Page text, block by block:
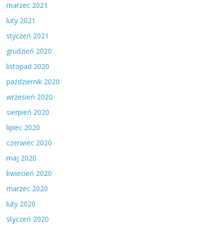
marzec 2021
luty 2021
styczeń 2021
grudzień 2020
listopad 2020
październik 2020
wrzesień 2020
sierpień 2020
lipiec 2020
czerwiec 2020
maj 2020
kwiecień 2020
marzec 2020
luty 2020
styczeń 2020